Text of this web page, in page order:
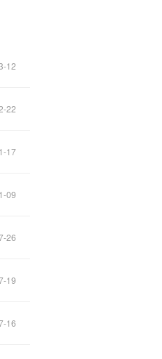
12
22
17
09
26
19
16